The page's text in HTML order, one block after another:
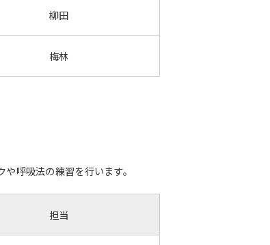
柳田
梅林
呼吸法の練習を行います。
担当